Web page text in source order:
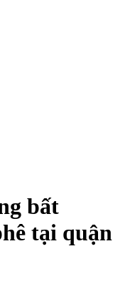
bất
tại quận